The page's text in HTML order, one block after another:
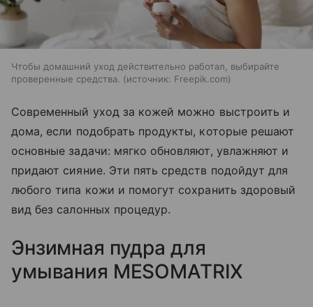
Чтобы домашний уход действительно работал, выбирайте
проверенные средства.
источник: Freepik.com
Современный уход за кожей можно выстроить и
дома, если подобрать продукты, которые решают
основные задачи: мягко обновляют, увлажняют и
придают сияние. Эти пять средств подойдут для
любого типа кожи и помогут сохранить здоровый
вид без салонных процедур.
Энзимная пудра для
умывания MESOMATRIX